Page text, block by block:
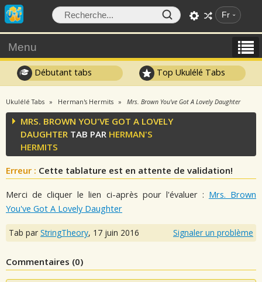
Fr
Menu
Débutant tabs Top Ukulélé Tabs
Ukulélé Tabs Herman's Hermits Mrs. Brown You've Got A Lovely Daughter
MRS. BROWN YOU'VE GOT A LOVELY
DAUGHTER TAB PAR HERMAN'S
HERMITS
Erreur : Cette tablature est en attente de validation!
Merci de cliquer le lien ci-après pour l'évaluer : Mrs. Brown
You've Got A Lovely Daughter
Tab par StringTheory, 17 juin 2016 Signaler un problème
Commentaires (0)